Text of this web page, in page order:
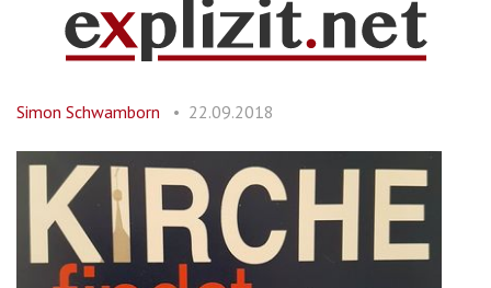
(Accesskey
Navigation
springen
(Accesskey
Zur
Suche
springen
Simon Schwamborn 22.09.2018